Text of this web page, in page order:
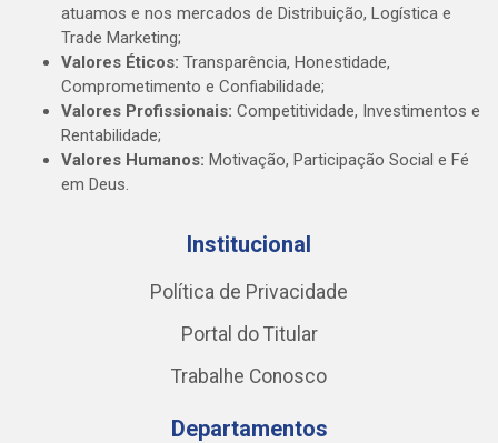
atuamos e nos mercados de Distribuição, Logística e
Trade Marketing;
Valores Éticos: Transparência, Honestidade,
Comprometimento e Confiabilidade;
Valores Profissionais: Competitividade, Investimentos e
Rentabilidade;
Valores Humanos: Motivação, Participação Social e Fé
em Deus.
Institucional
Política de Privacidade
Portal do Titular
Trabalhe Conosco
Departamentos